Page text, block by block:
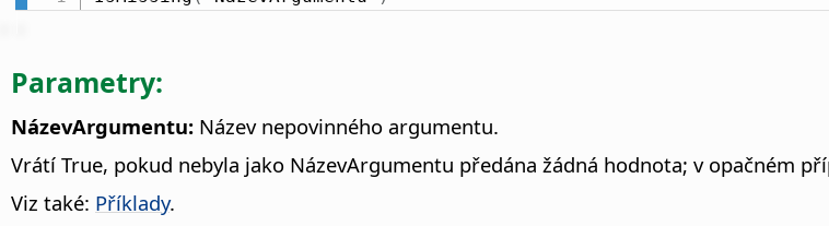
Parametry:
NázevArgumentu: Název nepovinného argumentu.
Vrátí True, pokud nebyla jako NázevArgumentu předána žádná hodnota; v opačném
Viz také: Příklady.